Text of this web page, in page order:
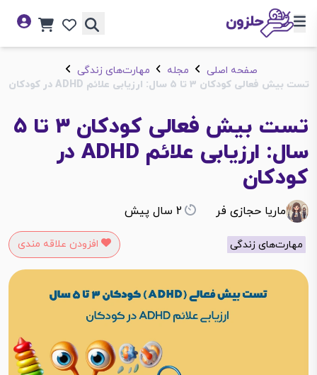
صفحه اصلی مجله
مهارت‌های زندگی
تست بیش فعالی کودکان ۳ تا ۵ سال: ارزیابی علائم ADHD در کودکان
تست بیش فعالی کودکان ۳ تا ۵
سال: ارزیابی علائم ADHD در
کودکان
ماریا حجازی فر 2 سال پیش
مهارت‌های زندگی افزودن علاقه مندی